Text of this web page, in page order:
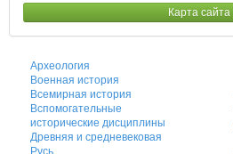
Карта сайта
Археология
Военная история
Всемирная история
Вспомогательные
исторические дисциплины
Древняя и средневековая
Русь